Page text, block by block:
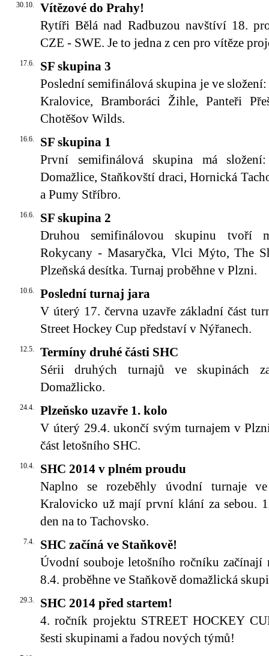
30.10.
Vítězové do Prahy!
Rytíři Bělá nad Radbuzou navštíví 18.
CZE - SWE. Je to jedna z cen pro vítěze
17.6.
SF skupina 3
Poslední semifinálová skupina je ve
Kralovice, Bramboráci Žihle, Panteři
Chotěšov Wilds.
16.6.
SF skupina 1
První semifinálová skupina má
Domažlice, Staňkovští draci, Hornická
a Pumy Stříbro.
16.6.
SF skupina 2
Druhou semifinálovou skupinu tvoří
Rokycany - Masaryčka, Vlci Mýto, The
Plzeňská desítka. Turnaj proběhne v Plzni.
10.6.
Poslední turnaj jara
V úterý 17. června uzavře základní část
Street Hockey Cup představí v Nýřanech.
12.5.
Termíny druhé části SHC
Sérii druhých turnajů ve skupinách
Domažlicko.
24.4.
Plzeňsko uzavře 1. kolo
V úterý 29.4. ukončí svým turnajem v
část letošního SHC.
10.4.
SHC 2014 v plném proudu
Naplno se rozeběhly úvodní turnaje
Kralovicko už mají první klání za sebou.
den na to Tachovsko.
7.4.
SHC začíná ve Staňkově!
Úvodní souboje letošního ročníku začínají
8.4. proběhne ve Staňkově domažlická
29.3.
SHC 2014 před startem!
4. ročník projektu STREET HOCKEY
šesti skupinami a řadou nových týmů!